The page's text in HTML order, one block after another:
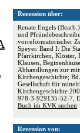
Rezension über:
Renate Engels
und
vorreformatorischer
Speyer. Band I: Die
Pfarrkirchen, Klöster,
Klausen,
Abhandlungen zur
Kirchengeschichte;
Gesellschaft für
Kirchengeschichte
978-3-929135-52-7,
Buch im KVK suchen
Rezension von: